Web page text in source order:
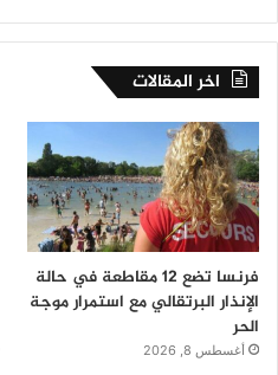
اخر المقالات
فرنسا تضع 12 مقاطعة في حالة
الإنذار البرتقالي مع استمرار موجة
الحر
أغسطس 8, 2026